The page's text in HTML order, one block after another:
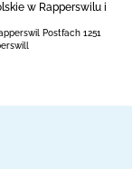
w Rapperswilu i
Postfach 1251